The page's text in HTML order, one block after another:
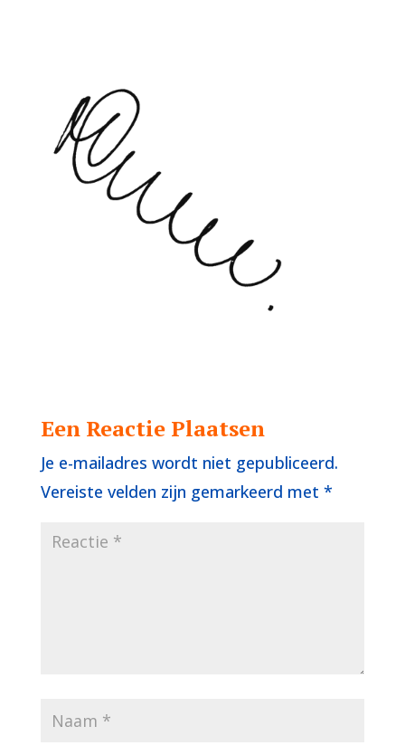
Een Reactie Plaatsen
Je e-mailadres wordt niet gepubliceerd.
Vereiste velden zijn gemarkeerd met *